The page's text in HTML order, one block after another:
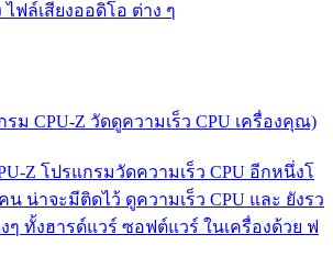
ไฟล์เสียงออดิโอ ต่าง ๆ
รม CPU-Z วัดดูความเร็ว CPU เครื่องคุณ)
Z โปรแกรมวัดความเร็ว CPU อีกหนึ่งโ
น่าจะมีติดไว้ ดูความเร็ว CPU และ ยังรว
ๆ ทั้งฮารด์แวร์ ซอฟต์แวร์ ในเครื่องด้วย ฟ